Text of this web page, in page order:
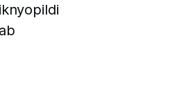
yopildi